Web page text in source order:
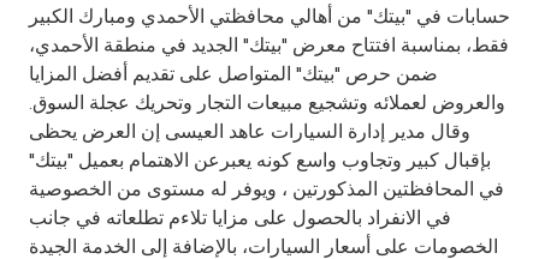
Contact us
Branch & ATM locator
Germany
Malaysia
حسابات في "بيتك" من أهالي محافظتي الأحمدي ومبارك الكبير
فقط، بمناسبة افتتاح معرض "بيتك" الجديد في منطقة الأحمدي،
ضمن حرص "بيتك" المتواصل على تقديم أفضل المزايا
والعروض لعملائه وتشجيع مبيعات التجار وتحريك عجلة السوق.
وقال مدير إدارة السيارات عاهد العيسى إن العرض يحظى
بإقبال كبير وتجاوب واسع كونه يعبرعن الاهتمام بعميل "بيتك"
في المحافظتين المذكورتين ، ويوفر له مستوى من الخصوصية
في الانفراد بالحصول على مزايا تلاءم تطلعاته في جانب
الخصومات على أسعار السيارات، بالإضافة إلى الخدمة الجيدة